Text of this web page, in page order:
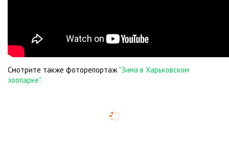
Смотрите также фоторепортаж"Зима в Харьковском
зоопарке".